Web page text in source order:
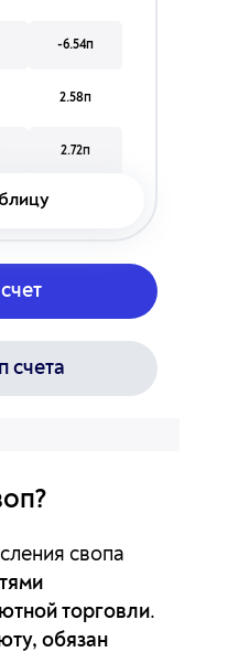
-6.54п
2.58п
2.72п
6.02п
22.72п
счета
свопа
торговли.
обязан